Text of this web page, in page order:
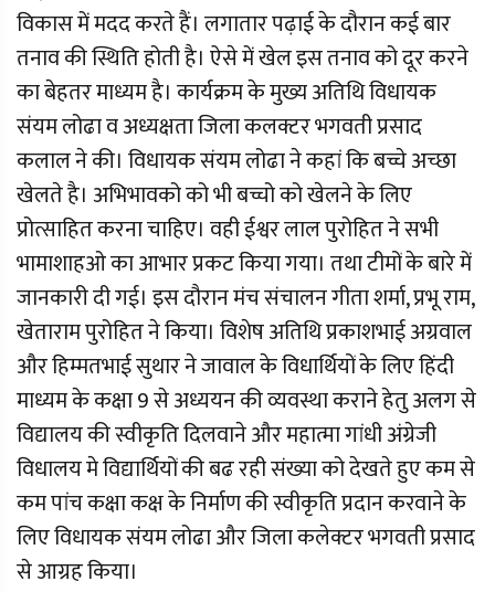
विकास में मदद करते हैं। लगातार पढ़ाई के दौरान कई बार
तनाव की स्थिति होती है। ऐसे में खेल इस तनाव को दूर करने
का बेहतर माध्यम है। कार्यक्रम के मुख्य अतिथि विधायक
संयम लोढा व अध्यक्षता जिला कलक्टर भगवती प्रसाद
कलाल ने की। विधायक संयम लोढा ने कहां कि बच्चे अच्छा
खेलते है। अभिभावको को भी बच्चो को खेलने के लिए
प्रोत्साहित करना चाहिए। वही ईश्वर लाल पुरोहित ने सभी
भामाशाहओ का आभार प्रकट किया गया। तथा टीमों के बारे में
जानकारी दी गई। इस दौरान मंच संचालन गीता शर्मा, प्रभू राम,
खेताराम पुरोहित ने किया। विशेष अतिथि प्रकाशभाई अग्रवाल
और हिम्मतभाई सुथार ने जावाल के विधार्थियों के लिए हिंदी
माध्यम के कक्षा 9 से अध्ययन की व्यवस्था कराने हेतु अलग से
विद्यालय की स्वीकृति दिलवाने और महात्मा गांधी अंग्रेजी
विधालय मे विद्यार्थियों की बढ रही संख्या को देखते हुए कम से
कम पांच कक्षा कक्ष के निर्माण की स्वीकृति प्रदान करवाने के
लिए विधायक संयम लोढा और जिला कलेक्टर भगवती प्रसाद
से आग्रह किया।